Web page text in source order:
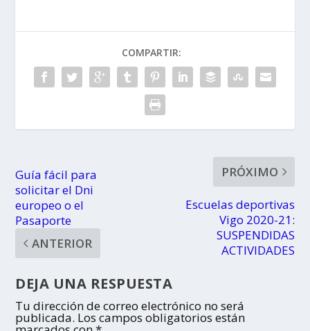
COMPARTIR:
Guía fácil para
solicitar el Dni
europeo o el
Pasaporte
ANTERIOR
PRÓXIMO
Escuelas deportivas
Vigo 2020-21:
SUSPENDIDAS
ACTIVIDADES
DEJA UNA RESPUESTA
Tu dirección de correo electrónico no será
publicada. Los campos obligatorios están